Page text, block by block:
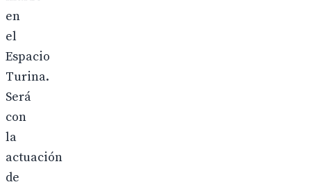
en
el
Espacio
Turina.
Será
con
la
actuación
de